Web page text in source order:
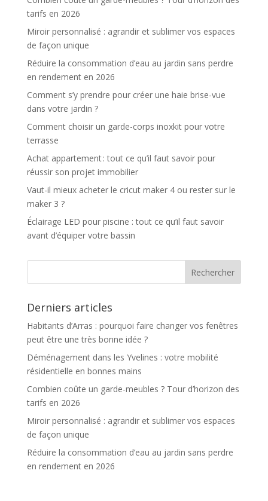
tarifs en 2026
Miroir personnalisé : agrandir et sublimer vos espaces
de façon unique
Réduire la consommation d’eau au jardin sans perdre
en rendement en 2026
Comment s’y prendre pour créer une haie brise-vue
dans votre jardin ?
Comment choisir un garde-corps inoxkit pour votre
terrasse
Achat appartement : tout ce qu’il faut savoir pour
réussir son projet immobilier
Vaut-il mieux acheter le cricut maker 4 ou rester sur le
maker 3 ?
Éclairage LED pour piscine : tout ce qu’il faut savoir
avant d’équiper votre bassin
Derniers articles
Habitants d’Arras : pourquoi faire changer vos fenêtres
peut être une très bonne idée ?
Déménagement dans les Yvelines : votre mobilité
résidentielle en bonnes mains
Combien coûte un garde-meubles ? Tour d’horizon des
tarifs en 2026
Miroir personnalisé : agrandir et sublimer vos espaces
de façon unique
Réduire la consommation d’eau au jardin sans perdre
en rendement en 2026